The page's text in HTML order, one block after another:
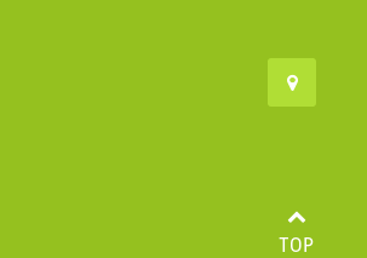
TOP